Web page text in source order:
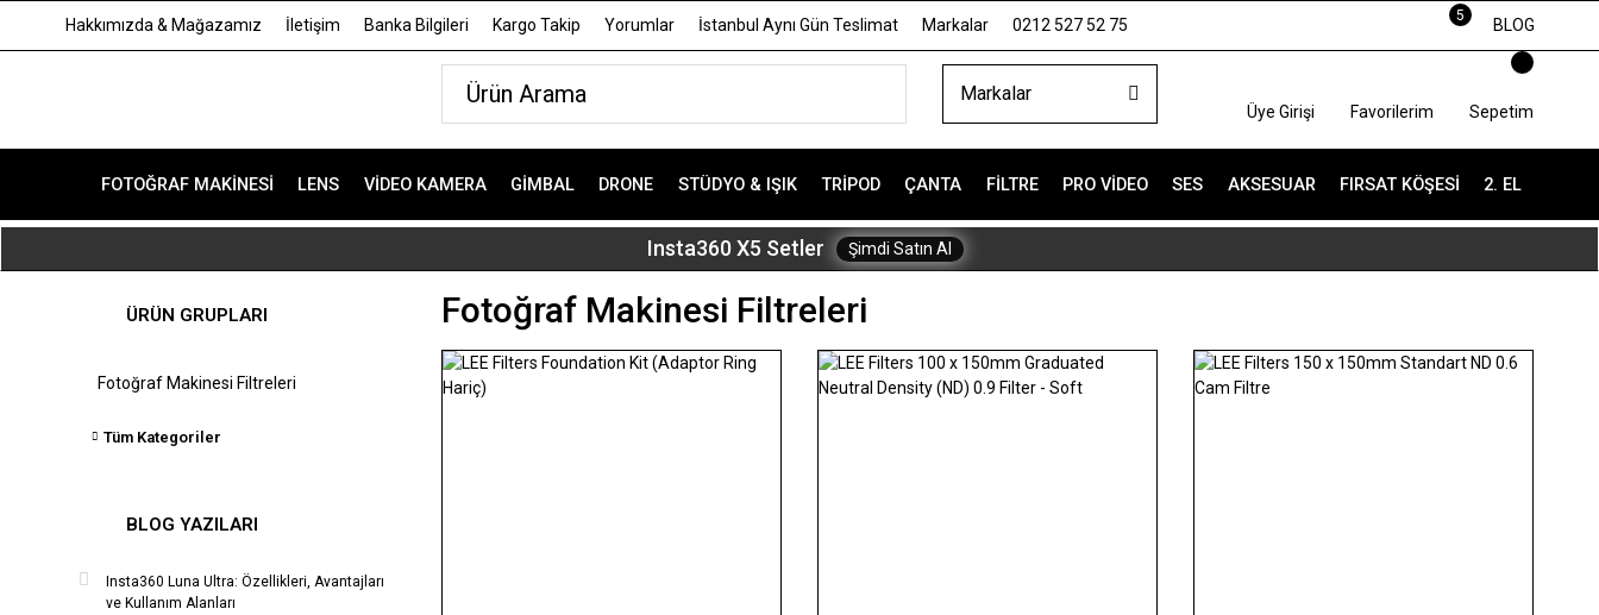
Hakkımızda & Mağazamız İletişim Banka Bilgileri Kargo Takip Yorumlar İstanbul Aynı Gün Teslimat Markalar 0212 527 52 75
5
BLOG
Markalar
Üye Girişi Favorilerim Sepetim
FOTOĞRAF MAKINESI LENS VIDEO KAMERA GIMBAL DRONE STÜDYO & IŞIK TRIPOD ÇANTA FILTRE PRO VIDEO SES AKSESUAR FIRSAT KÖŞESI 2. EL
Insta360 X5 Setler Şimdi Satın Al
ÜRÜN GRUPLARI
Fotoğraf Makinesi Filtreleri
Tüm Kategoriler
BLOG YAZILARI
Insta360 Luna Ultra: Özellikleri, Avantajları
ve Kullanım Alanları
Fotoğraf Makinesi Filtreleri